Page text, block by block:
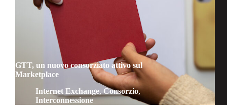
GTT, un nuovo consorziato attivo sul
Marketplace
Internet Exchange, Consorzio,
Interconnessione